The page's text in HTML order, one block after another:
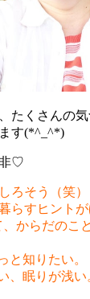
たくさんの
す(*^_^*)
非♡
ろそう（笑）
らすヒントが
からだのこ
と知りたい。
眠りが浅い